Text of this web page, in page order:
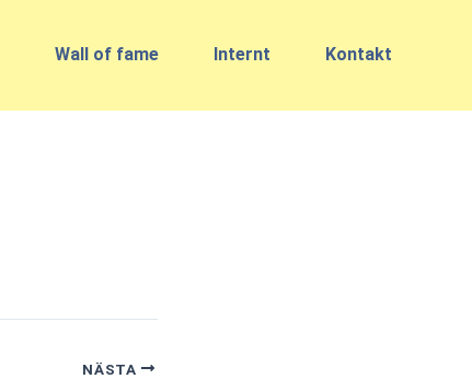
Wall of fame Internt Kontakt
NÄSTA